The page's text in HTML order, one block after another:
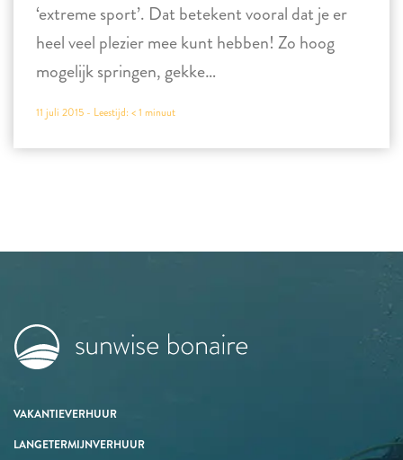
‘extreme sport’. Dat betekent vooral dat je er
heel veel plezier mee kunt hebben! Zo hoog
mogelijk springen, gekke…
11 juli 2015 - Leestijd: < 1 minuut
VAKANTIEVERHUUR
LANGETERMIJNVERHUUR